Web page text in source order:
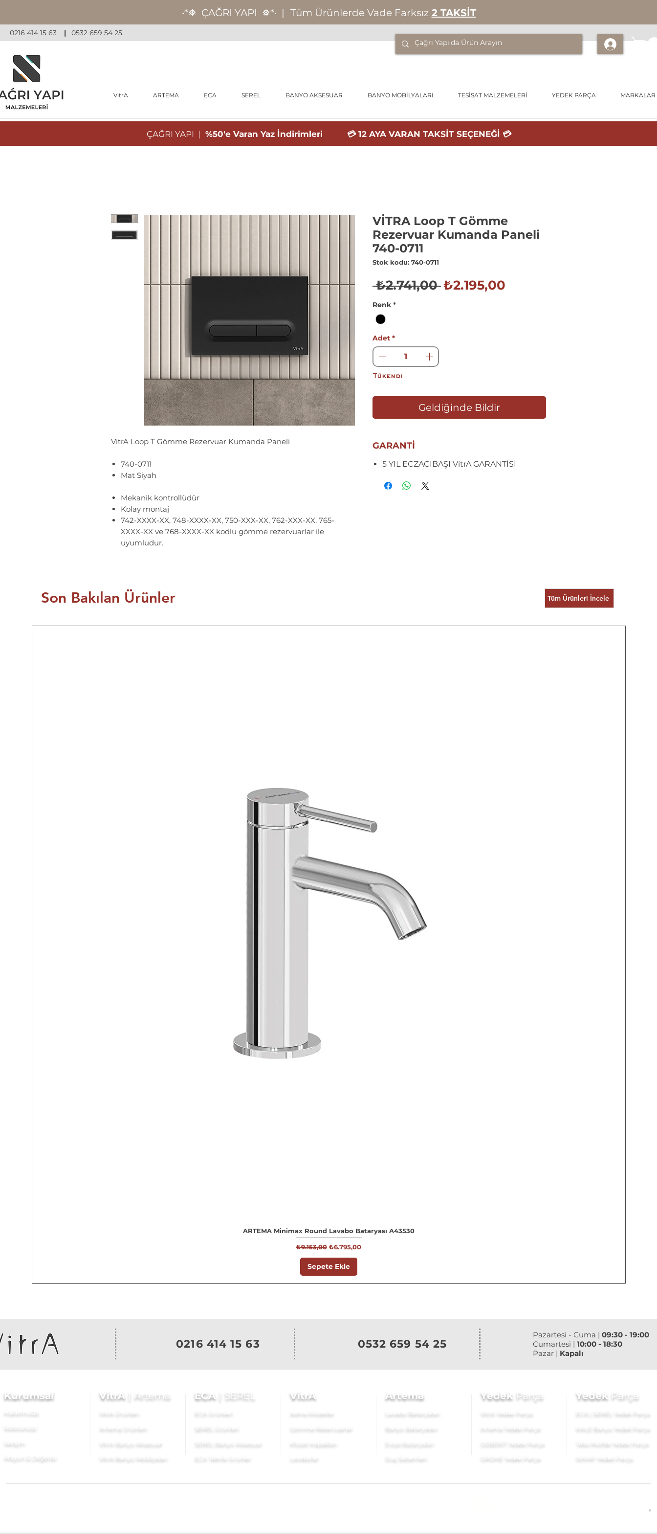
‧*❅ ÇAĞRI YAPI ❅*‧ | Tüm Ürünlerde Vade Farksız 2 TAKSİT
0216 414 15 63 | 0532 659 54 25
VitrA ARTEMA ECA SEREL BANYO AKSESUAR BANYO MOBİLYALARI TESİSAT MALZEMELERİ YEDEK PARÇA MARKALAR
ÇAĞRI YAPI | %50'e Varan Yaz İndirimleri 💳 12 AYA VARAN TAKSİT SEÇENEĞİ 💳
VitrA Loop T Gömme Rezervuar Kumanda Paneli
740-0711
Mat Siyah
Mekanik kontrollüdür
Kolay montaj
742-XXXX-XX, 748-XXXX-XX, 750-XXX-XX, 762-XXX-XX, 765-
XXXX-XX ve 768-XXXX-XX kodlu gömme rezervuarlar ile
uyumludur.
VİTRA Loop T Gömme
Rezervuar Kumanda Paneli
740-0711
Stok kodu: 740-0711
₺2.741,00 Normal
₺2.195,00
Renk *
Adet *
Tükendi
Geldiğinde Bildir
GARANTİ
5 YIL ECZACIBAŞI VitrA GARANTİSİ
Son Bakılan Ürünler Tüm Ürünleri İncele
ARTEMA Minimax Round Lavabo Bataryası A43530
Normal Fiyat
₺9.153,00 İndirimli Fiyat
₺6.795,00
Sepete Ekle
0216 414 15 63 0532 659 54 25
Pazartesi - Cuma | 09:30 - 19:00
Cumartesi | 10:00 - 18:30
Pazar | Kapalı
Kurumsal
Hakkımızda
Referanslar
İletişim
Misyon & Değerler
VitrA Artema
VitrA Ürünleri
Artema Ürünleri
VitrA Banyo Aksesuar
VitrA Banyo Mobilyaları
VitrA
Asma Klozetler
Gömme Rezervuarlar
Klozet Kapakları
Lavabolar
Artema
Lavabo Bataryaları
Banyo Bataryaları
Eviye Bataryaları
Duş Sistemleri
ECA SEREL
ECA Ürünleri
SEREL Ürünleri
SEREL Banyo Aksesuar
ECA Teknik Ürünler
Yedek Parça
VitrA Yedek Parça
Artema Yedek Parça
GEBERİT Yedek Parça
GROHE Yedek Parça
Yedek Parça
ECA | SEREL Yedek Parça
KALE Banyo Yedek Parça
Teka Mutfak Yedek Parça
SIAMP Yedek Parça